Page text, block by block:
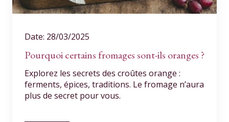
Date: 28/03/2025
Pourquoi certains fromages sont-ils oranges ?
Explorez les secrets des croûtes orange :
ferments, épices, traditions. Le fromage n’aura
plus de secret pour vous.